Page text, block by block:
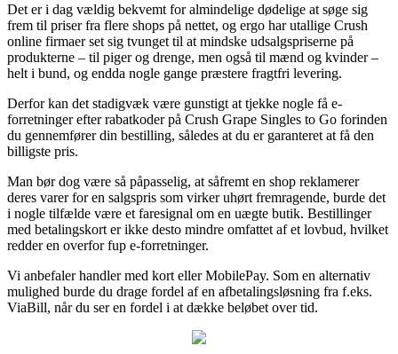
Det er i dag vældig bekvemt for almindelige dødelige at søge sig
frem til priser fra flere shops på nettet, og ergo har utallige Crush
online firmaer set sig tvunget til at mindske udsalgspriserne på
produkterne – til piger og drenge, men også til mænd og kvinder –
helt i bund, og endda nogle gange præstere fragtfri levering.
Derfor kan det stadigvæk være gunstigt at tjekke nogle få e-
forretninger efter rabatkoder på Crush Grape Singles to Go forinden
du gennemfører din bestilling, således at du er garanteret at få den
billigste pris.
Man bør dog være så påpasselig, at såfremt en shop reklamerer
deres varer for en salgspris som virker uhørt fremragende, burde det
i nogle tilfælde være et faresignal om en uægte butik. Bestillinger
med betalingskort er ikke desto mindre omfattet af et lovbud, hvilket
redder en overfor fup e-forretninger.
Vi anbefaler handler med kort eller MobilePay. Som en alternativ
mulighed burde du drage fordel af en afbetalingsløsning fra f.eks.
ViaBill, når du ser en fordel i at dække beløbet over tid.